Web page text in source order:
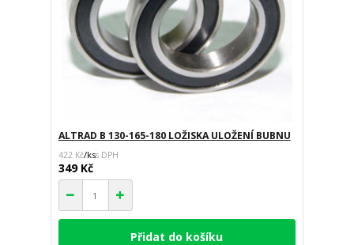
ALTRAD B 130-165-180 LOŽISKA ULOŽENÍ BUBNU
422 Kč/ks
349 Kč
Přidat do košíku